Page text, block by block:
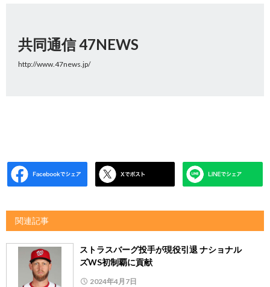
共同通信 47NEWS
http://www.47news.jp/
関連記事
ストラスバーグ投手が現役引退 ナショナル
ズWS初制覇に貢献
2024年4月7日